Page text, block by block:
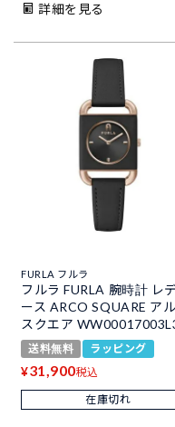
詳細を見る
FURLA フルラ
フルラ FURLA 腕時計 レ
ース ARCO SQUARE ア
スクエア
送料無料 ラッピング
¥31,900税込
在庫切れ